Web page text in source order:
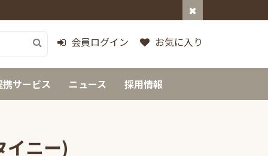
会員ログイン お気に入り
携サービス ニュース 採用情報
イニー)